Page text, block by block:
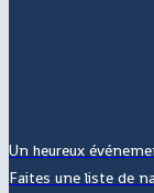
Un heureux
Faites une liste de